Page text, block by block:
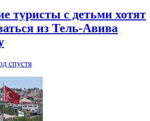
туристы с детьми хотят
из Тель-Авива
спустя